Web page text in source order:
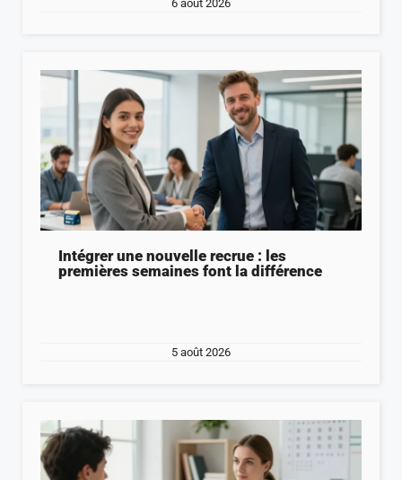
6 août 2026
Intégrer une nouvelle recrue : les
premières semaines font la différence
5 août 2026